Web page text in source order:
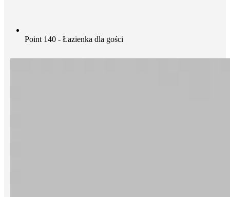
Point 140 - Łazienka dla gości